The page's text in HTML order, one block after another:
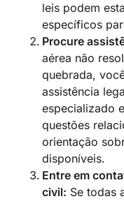
leis podem
específicos
Procure
aérea não
quebrada,
assistência
especializado
questões
orientação
disponíveis.
Entre em
civil: Se todas